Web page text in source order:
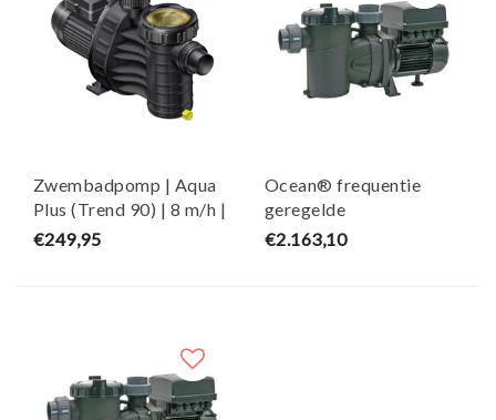
Zwembadpomp | Aqua
Plus (Trend 90) | 8 m/h |
230 V - HRS
€249,95
Ocean® frequentie
geregelde
zwembadpomp | Inver
€2.163,10